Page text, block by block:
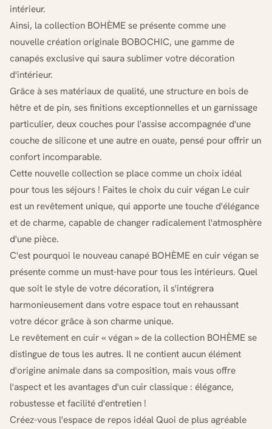
intérieur.
Ainsi, la collection BOHÈME se présente comme une
nouvelle création originale BOBOCHIC, une gamme de
canapés exclusive qui saura sublimer votre décoration
d'intérieur.
Grâce à ses matériaux de qualité, une structure en bois de
hêtre et de pin, ses finitions exceptionnelles et un garnissage
particulier, deux couches pour l'assise accompagnée d'une
couche de silicone et une autre en ouate, pensé pour offrir un
confort incomparable.
Cette nouvelle collection se place comme un choix idéal
pour tous les séjours ! Faites le choix du cuir végan Le cuir
est un revêtement unique, qui apporte une touche d'élégance
et de charme, capable de changer radicalement l'atmosphère
d'une pièce.
C'est pourquoi le nouveau canapé BOHÈME en cuir végan se
présente comme un must-have pour tous les intérieurs. Quel
que soit le style de votre décoration, il s'intégrera
harmonieusement dans votre espace tout en rehaussant
votre décor grâce à son charme unique.
Le revêtement en cuir « végan » de la collection BOHÈME se
distingue de tous les autres. Il ne contient aucun élément
d'origine animale dans sa composition, mais vous offre
l'aspect et les avantages d'un cuir classique : élégance,
robustesse et facilité d'entretien !
Créez-vous l'espace de repos idéal Quoi de plus agréable